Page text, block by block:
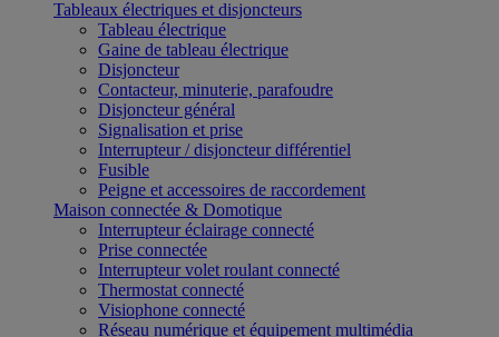
Tableaux électriques et disjoncteurs
Tableau électrique
Gaine de tableau électrique
Disjoncteur
Contacteur, minuterie, parafoudre
Disjoncteur général
Signalisation et prise
Interrupteur / disjoncteur différentiel
Fusible
Peigne et accessoires de raccordement
Maison connectée & Domotique
Interrupteur éclairage connecté
Prise connectée
Interrupteur volet roulant connecté
Thermostat connecté
Visiophone connecté
Réseau numérique et équipement multimédia